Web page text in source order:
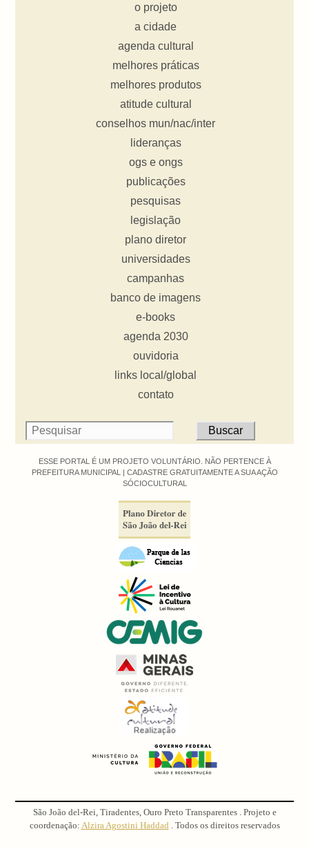
o projeto
a cidade
agenda cultural
melhores práticas
melhores produtos
atitude cultural
conselhos mun/nac/inter
lideranças
ogs e ongs
publicações
pesquisas
legislação
plano diretor
universidades
campanhas
banco de imagens
e-books
agenda 2030
ouvidoria
links local/global
contato
ESSE PORTAL É UM PROJETO VOLUNTÁRIO. NÃO PERTENCE À
PREFEITURA MUNICIPAL | CADASTRE GRATUITAMENTE A SUA AÇÃO
SÓCIOCULTURAL
São João del-Rei, Tiradentes, Ouro Preto Transparentes . Projeto e
coordenação: Alzira Agostini Haddad . Todos os direitos reservados